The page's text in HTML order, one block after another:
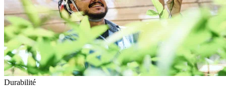
Durabilité